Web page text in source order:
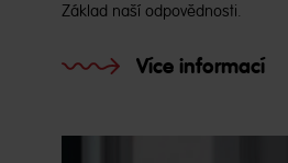
Základ naší odpovědnosti.
Více informací